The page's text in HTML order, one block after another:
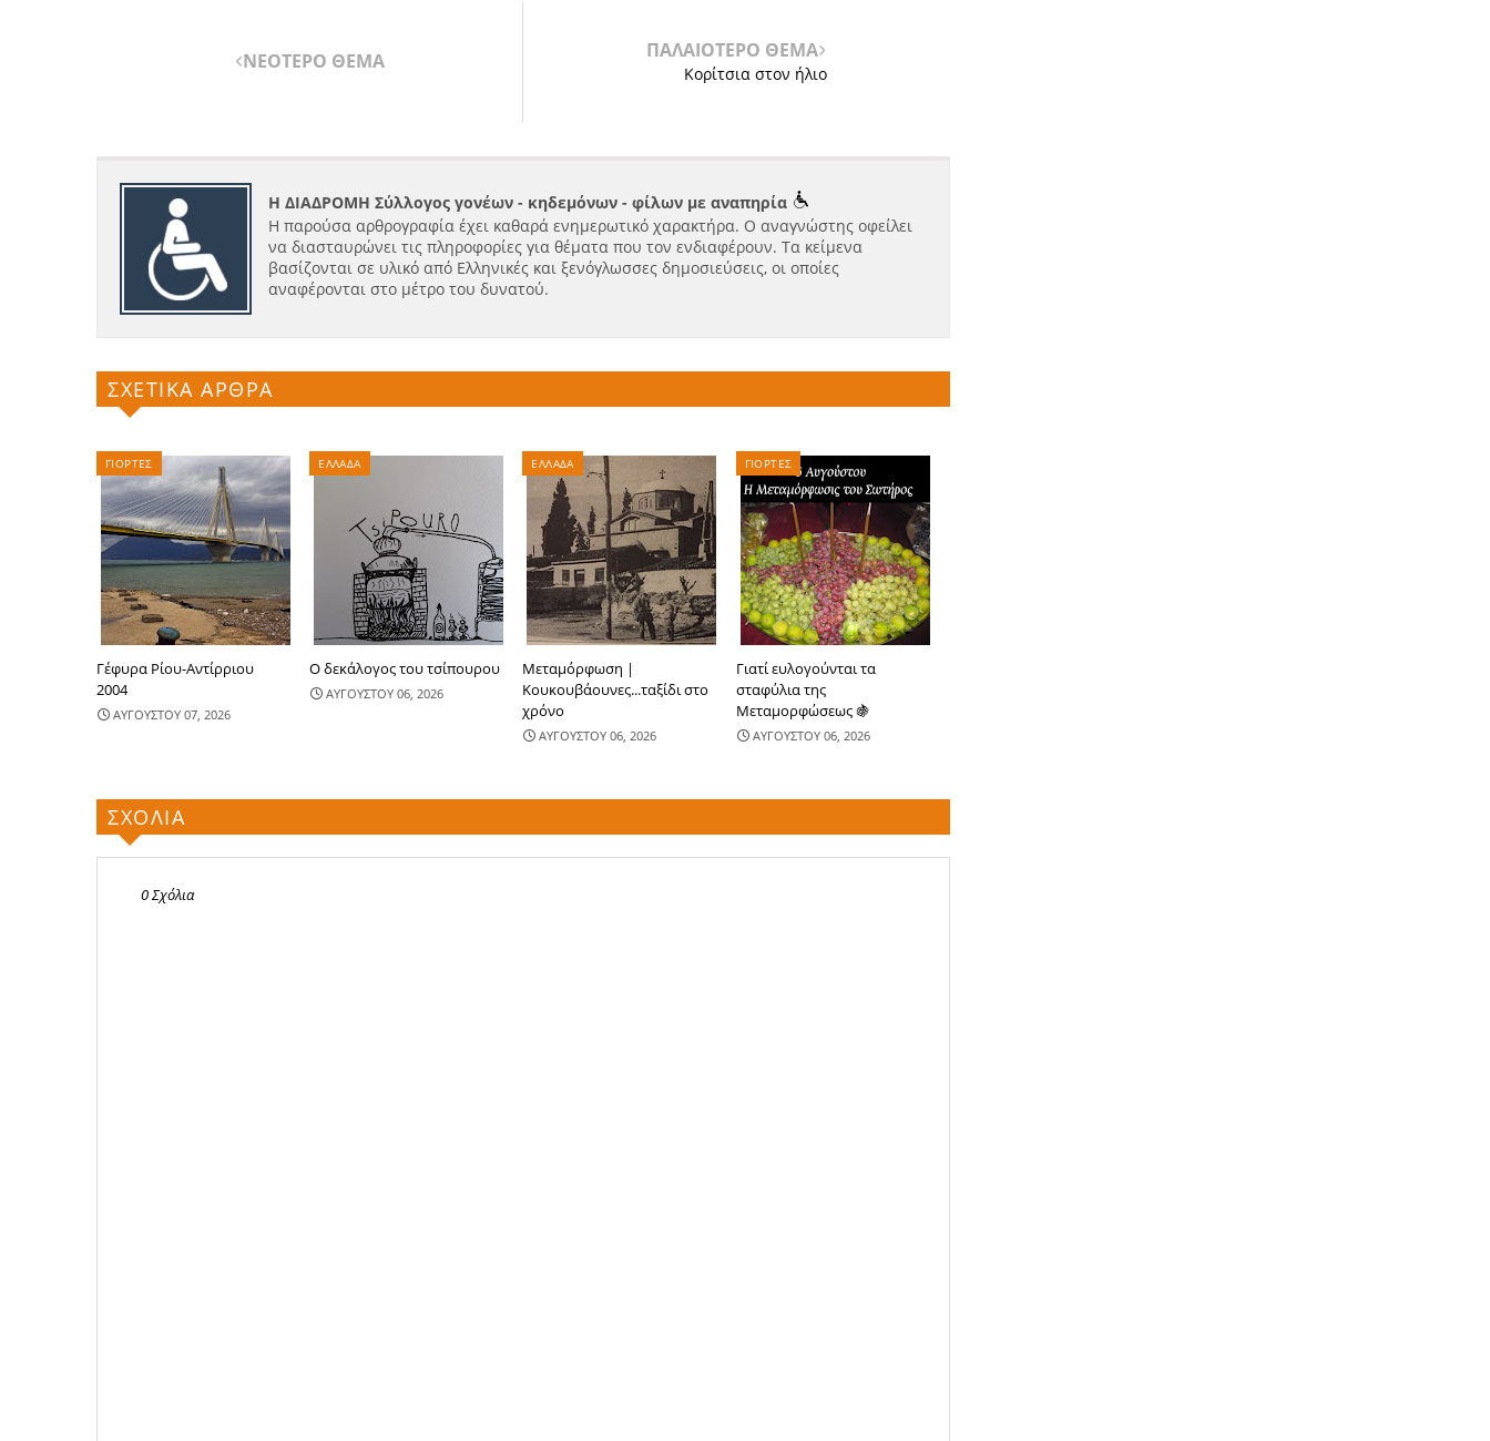
ΝΕΟΤΕΡΟ ΘΕΜΑ ΠΑΛΑΙΟΤΕΡΟ ΘΕΜΑ
Κορίτσια στον ήλιο
Η ΔΙΑΔΡΟΜΗ Σύλλογος γονέων - κηδεμόνων - φίλων με αναπηρία
Η παρούσα αρθρογραφία έχει καθαρά ενημερωτικό χαρακτήρα. Ο αναγνώστης οφείλει
να διασταυρώνει τις πληροφορίες για θέματα που τον ενδιαφέρουν. Τα κείμενα
βασίζονται σε υλικό από Ελληνικές και ξενόγλωσσες δημοσιεύσεις, οι οποίες
αναφέρονται στο μέτρο του δυνατού.
ΣΧΕΤΙΚΑ ΑΡΘΡΑ
ΓΙΟΡΤΕΣ
Γέφυρα Ρίου-Αντίρριου
2004
ΑΥΓΟΥΣΤΟΥ 07, 2026
ΕΛΛΑΔΑ
Ο δεκάλογος του τσίπουρου
ΑΥΓΟΥΣΤΟΥ 06, 2026
ΕΛΛΑΔΑ
Μεταμόρφωση |
Κουκουβάουνες...ταξίδι στο
χρόνο
ΑΥΓΟΥΣΤΟΥ 06, 2026
ΓΙΟΡΤΕΣ
Γιατί ευλογούνται τα
σταφύλια της
Μεταμορφώσεως 🍇
ΑΥΓΟΥΣΤΟΥ 06, 2026
ΣΧΟΛΙΑ
0 Σχόλια